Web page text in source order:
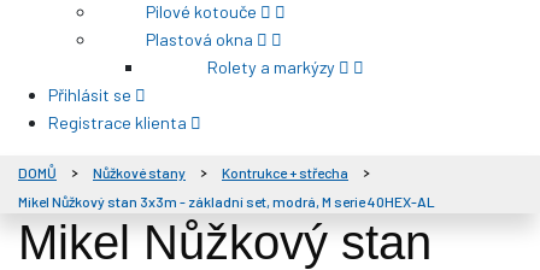
Pilové kotouče
Plastová okna
Rolety a markýzy
Přihlásit se
Registrace klienta
DOMŮ Nůžkové stany
Kontrukce + střecha
Mikel Nůžkový stan 3x3m - základní set, modrá, M serie 40HEX-AL
Mikel Nůžkový stan